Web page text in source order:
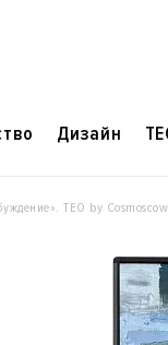
Дизайн
TEO by